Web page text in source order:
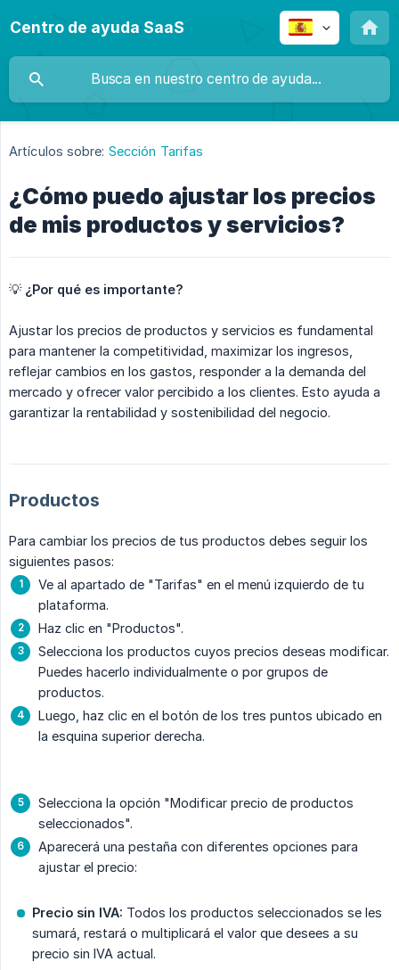
Centro de ayuda SaaS
Artículos sobre: Sección Tarifas
¿Cómo puedo ajustar los precios
de mis productos y servicios?
💡 ¿Por qué es importante?
Ajustar los precios de productos y servicios es fundamental
para mantener la competitividad, maximizar los ingresos,
reflejar cambios en los gastos, responder a la demanda del
mercado y ofrecer valor percibido a los clientes. Esto ayuda a
garantizar la rentabilidad y sostenibilidad del negocio.
Productos
Para cambiar los precios de tus productos debes seguir los
siguientes pasos:
Ve al apartado de "Tarifas" en el menú izquierdo de tu
plataforma.
Haz clic en "Productos".
Selecciona los productos cuyos precios deseas modificar.
Puedes hacerlo individualmente o por grupos de
productos.
Luego, haz clic en el botón de los tres puntos ubicado en
la esquina superior derecha.
Selecciona la opción "Modificar precio de productos
seleccionados".
Aparecerá una pestaña con diferentes opciones para
ajustar el precio:
Precio sin IVA: Todos los productos seleccionados se les
sumará, restará o multiplicará el valor que desees a su
precio sin IVA actual.